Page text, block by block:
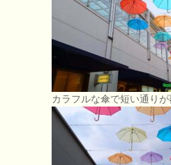
カラフルな傘で短い通りが